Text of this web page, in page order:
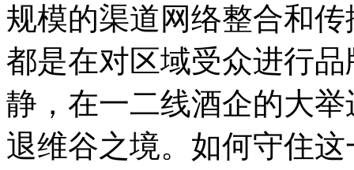
规模的渠道网络整合和
都是在对区域受众进行
静，在一二线酒企的大
退维谷之境。如何守住